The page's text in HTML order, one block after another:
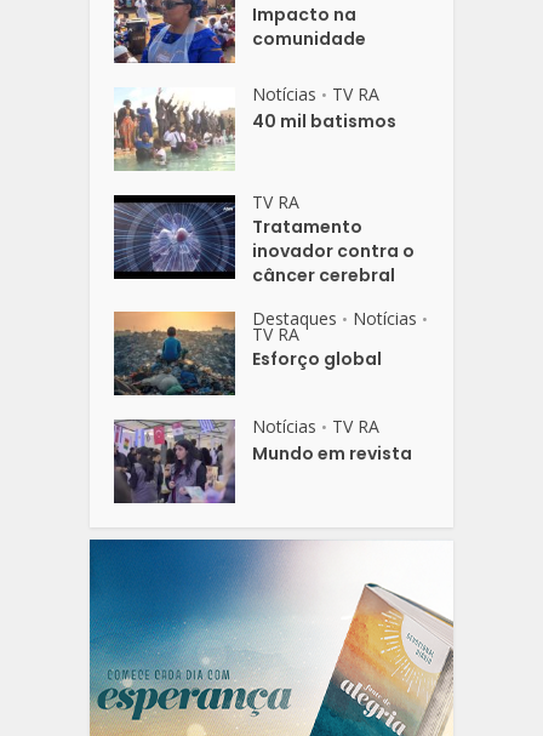
Impacto na
comunidade
Notícias • TV RA
40 mil batismos
TV RA
Tratamento
inovador contra o
câncer cerebral
Destaques • Notícias •
TV RA
Esforço global
Notícias • TV RA
Mundo em revista